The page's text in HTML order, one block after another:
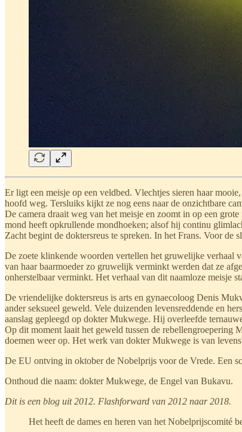
Er ligt een meisje op een veldbed. Vlechtjes sieren haar
hoofd weg. Tersluiks kijkt ze nog eens naar de onzichtbare
De camera draait weg van het meisje en zoomt in op een
mond heeft opkrullende mondhoeken; alsof hij continu
Zacht begint de doktersreus te spreken. In het Frans. Voor de
De zoete klinkende woorden vertellen het gruwelijke verhaal
van haar baarmoeder zo gruwelijk verminkt werden dat ze
onherstelbaar verminkt. Het verhaal van dit naamloze meisje
De vriendelijke doktersreus is arts en gynaecoloog Denis
ander seksueel geweld. Vele duizenden levensreddende en
aanslag gepleegd op dokter Mukwege. Hij overleefde
Op dit moment laait het geweld tussen de rebellengroepering
doemen weer op. Het werk van dokter Mukwege is van
De EU ontving in oktober de Nobelprijs voor de Vrede. Een
Onthoud die naam: dokter Mukwege, de Engel van Bukavu.
Dit is een blog uit 2012. Flashforward van 2012 naar 2018.
Het heeft de dames en heren van het Nobelprijscomité